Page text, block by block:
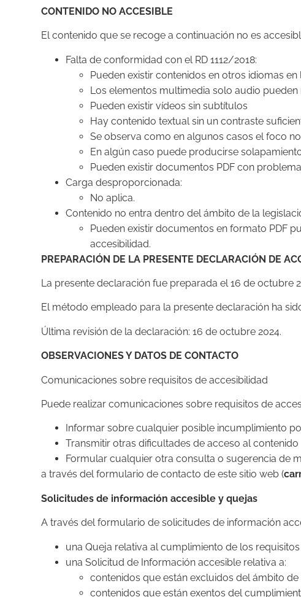
CONTENIDO NO ACCESIBLE
El contenido que se recoge a continuación no es
Falta de conformidad con el RD 1112/2018:
Pueden existir contenidos en otros idiomas
Los elementos multimedia solo audio pueden
Pueden existir vídeos sin subtítulos
Hay contenido textual sin un contraste
Se observa como en algunos casos el foco
En algún caso puede producirse
Pueden existir documentos PDF con
Carga desproporcionada:
No aplica.
Contenido no entra dentro del ámbito de la
Pueden existir documentos en formato PDF
accesibilidad.
PREPARACIÓN DE LA PRESENTE DECLARACIÓN DE
La presente declaración fue preparada el 16 de octubre
El método empleado para la presente declaración ha
Última revisión de la declaración: 16 de octubre 2024.
OBSERVACIONES Y DATOS DE CONTACTO
Comunicaciones sobre requisitos de accesibilidad
Puede realizar comunicaciones sobre requisitos de
Informar sobre cualquier posible incumplimiento
Transmitir otras dificultades de acceso al contenido
Formular cualquier otra consulta o sugerencia de
a través del formulario de contacto de este sitio web (
Solicitudes de información accesible y quejas
A través del formulario de solicitudes de información
una Queja relativa al cumplimiento de los requisitos
una Solicitud de Información accesible relativa a:
contenidos que están excluidos del ámbito
contenidos que están exentos del